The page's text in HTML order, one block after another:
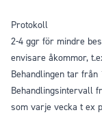
Protokoll
2-4 ggr för mindre
envisare åkommor,
Behandlingen tar
Behandlingsintervall
som varje vecka t ex